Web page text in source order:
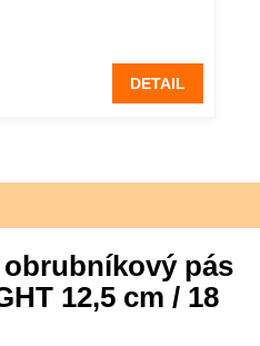
DETAIL
pás
12,5 cm / 18